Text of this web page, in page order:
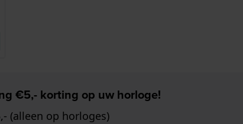
€5,- korting op uw horloge!
(alleen op horloges)